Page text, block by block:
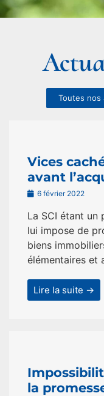
Toutes nos
Vices
avant
6 février 2022
La SCI étant un
lui impose de
biens
élémentaires et
Lire la suite →
la